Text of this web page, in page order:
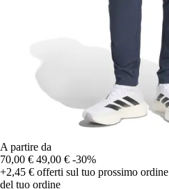
A partire da
70,00 € 49,00 € -30%
+2,45 € offerti sul tuo prossimo ordine
del tuo ordine